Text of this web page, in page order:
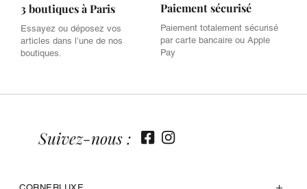
3 boutiques à Paris
Essayez ou déposez vos
articles dans l’une de nos
boutiques.
Paiement sécurisé
Paiement totalement sécurisé
par carte bancaire ou Apple
Pay
Suivez-nous :